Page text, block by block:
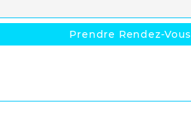
Prendre Rendez-Vous